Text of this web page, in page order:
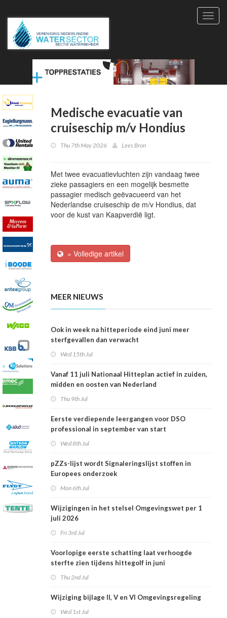
Medische evacuatie van
cruiseschip m/v Hondius
Thu 7th May 2026 Lees Bron
Met twee evacuatievluchten zijn vandaag twee
zieke passagiers en een mogelijk besmette
passagier medisch geëvacueerd van het
Nederlandse cruiseschip de m/v Hondius, dat
voor de kust van Kaapverdië ligt.
» Volledige artikel
MEER NIEUWS
Ook in week na hitteperiode eind juni meer
sterfgevallen dan verwacht
Wed 15th Jul
Vanaf 11 juli Nationaal Hitteplan actief in zuiden,
midden en oosten van Nederland
Thu 9th Jul
Eerste verdiepende leergangen voor DSO
professional in september van start
Wed 8th Jul
pZZs-lijst wordt Signaleringslijst stoffen in
Europees onderzoek
Mon 6th Jul
Wijzigingen in het stelsel Omgevingswet per 1
juli 2026
Fri 3rd Jul
Voorlopige eerste schatting laat verhoogde
sterfte zien tijdens hittegolf in juni
Thu 2nd Jul
Wijziging bijlage II, V en VI Omgevingsregeling
Wed 1st Jul